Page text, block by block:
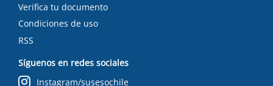
Verifica tu documento
Condiciones de uso
RSS
Síguenos en redes sociales
Instagram/susesochile